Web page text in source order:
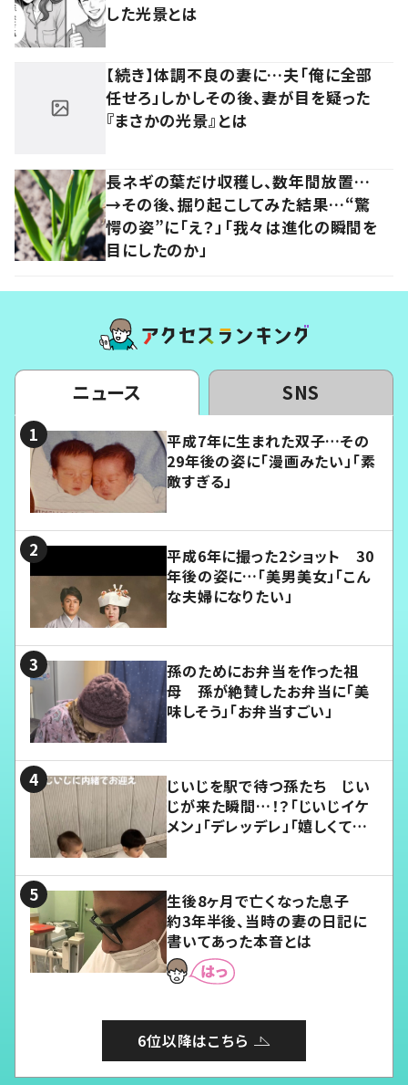
した光景とは
【続き】体調不良の妻に…夫「俺に全部
任せろ」しかしその後、妻が目を疑った
『まさかの光景』とは
長ネギの葉だけ収穫し、数年間放置…
→その後、掘り起こしてみた結果…“驚
愕の姿”に「え？」「我々は進化の瞬間を
目にしたのか」
ニュース SNS
平成7年に生まれた双子…その
29年後の姿に「漫画みたい」「素
敵すぎる」
平成6年に撮った2ショット 30
年後の姿に…「美男美女」「こん
な夫婦になりたい」
孫のためにお弁当を作った祖
母 孫が絶賛したお弁当に「美
味しそう」「お弁当すごい」
じいじを駅で待つ孫たち じい
じが来た瞬間…！？「じいじイケ
メン」「デレッデレ」「嬉しくて可
生後8ヶ月で亡くなった息子
約3年半後、当時の妻の日記に
書いてあった本音とは
6位以降はこちら